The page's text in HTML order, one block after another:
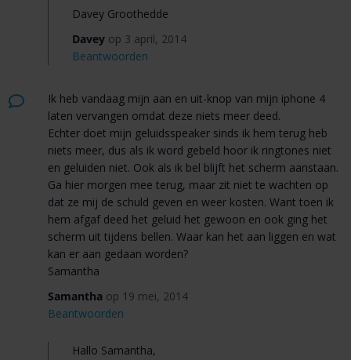
Davey Groothedde
Davey op 3 april, 2014
Beantwoorden
Ik heb vandaag mijn aan en uit-knop van mijn iphone 4
laten vervangen omdat deze niets meer deed.
Echter doet mijn geluidsspeaker sinds ik hem terug heb
niets meer, dus als ik word gebeld hoor ik ringtones niet
en geluiden niet. Ook als ik bel blijft het scherm aanstaan.
Ga hier morgen mee terug, maar zit niet te wachten op
dat ze mij de schuld geven en weer kosten. Want toen ik
hem afgaf deed het geluid het gewoon en ook ging het
scherm uit tijdens bellen. Waar kan het aan liggen en wat
kan er aan gedaan worden?
Samantha
Samantha op 19 mei, 2014
Beantwoorden
Hallo Samantha,